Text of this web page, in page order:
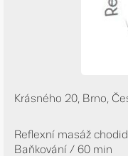
Krásného 20, Brno,
Reflexní masáž
Baňkování / 60 min